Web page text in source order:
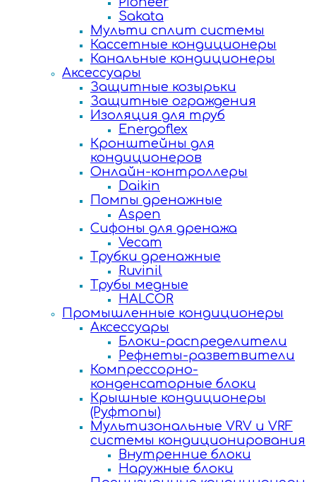
Sakata
Мульти сплит системы
Кассетные кондиционеры
Канальные кондиционеры
Аксессуары
Защитные козырьки
Защитные ограждения
Изоляция для труб
Energoflex
Кронштейны для
кондиционеров
Онлайн-контроллеры
Daikin
Помпы дренажные
Aspen
Сифоны для дренажа
Vecam
Трубки дренажные
Ruvinil
Трубы медные
HALCOR
Промышленные кондиционеры
Аксессуары
Блоки-распределители
Рефнеты-разветвители
Компрессорно-
конденсаторные блоки
Крышные кондиционеры
(Руфтопы)
Мультизональные VRV и VRF
системы кондиционирования
Внутренние блоки
Наружные блоки